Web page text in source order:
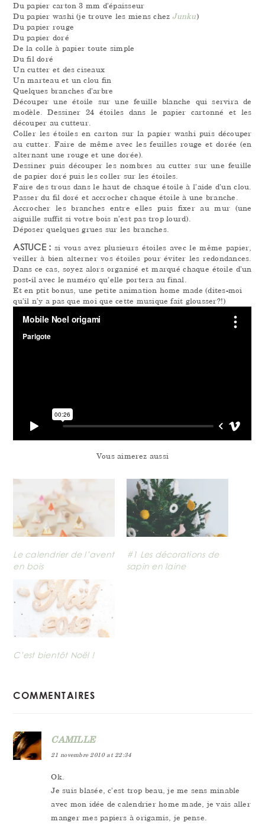
Du papier carton 3 mm d’épaisseur
Du papier washi (je trouve les miens chezJunku)
Du papier rouge
Du papier doré
De la colle à papier toute simple
Du fil doré
Un cutter et des ciseaux
Un marteau et un clou fin
Quelques branches d’arbre
Découper une étoile sur une feuille blanche qui servira de
modèle. Dessiner 24 étoiles dans le papier cartonné et les
découper au cutteur.
Coller les étoiles en carton sur la papier washi puis découper
au cutter. Faire de même avec les feuilles rouge et dorée (en
alternant une rouge et une dorée).
Dessiner puis découper les nombres au cutter sur une feuille
de papier doré puis les coller sur les étoiles.
Faire des trous dans le haut de chaque étoile à l’aide d’un clou.
Passer du fil doré et accrocher chaque étoile à une branche.
Accrocher les branches entre elles puis fixer au mur (une
aiguille suffit si votre bois n’est pas trop lourd).
Déposer quelques grues sur les branches.
ASTUCE : si vous avez plusieurs étoiles avec le même papier,
veiller à bien alterner vos étoiles pour éviter les redondances.
Dans ce cas, soyez alors organisé et marqué chaque étoile d’un
post-il avec le numéro qu’elle portera au final.
Et en ptit bonus, une petite animation home made (dites-moi
qu’il n’y a pas que moi que cette musique fait glousser?!)
Vous aimerez aussi
Le calendrier de l’avent
en bois
#1 Les décorations de
sapin en laine
C’est bientôt Noël !
COMMENTAIRES
CAMILLE
21 novembre 2010 at 22:34
Ok.
Je suis blasée, c’est trop beau, je me sens minable
avec mon idée de calendrier home made, je vais aller
manger mes papiers à origamis, je pense.